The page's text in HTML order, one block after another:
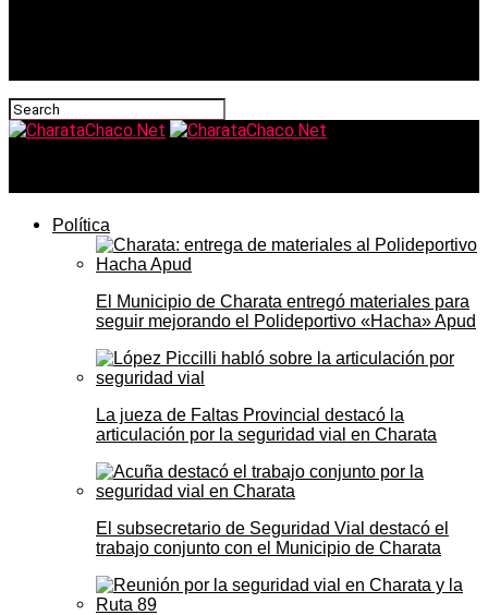
Política
El Municipio de Charata entregó materiales para
seguir mejorando el Polideportivo «Hacha» Apud
La jueza de Faltas Provincial destacó la
articulación por la seguridad vial en Charata
El subsecretario de Seguridad Vial destacó el
trabajo conjunto con el Municipio de Charata